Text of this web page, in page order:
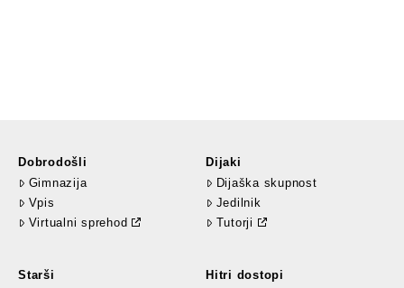
Dobrodošli
Gimnazija
Vpis
Virtualni sprehod
Dijaki
Dijaška skupnost
Jedilnik
Tutorji
Starši
Hitri dostopi